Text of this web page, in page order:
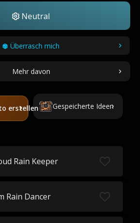
Neutral
Überrasch mich
Mehr davon
erstellen Gespeicherte Ideen
Rain Keeper
Rain Dancer